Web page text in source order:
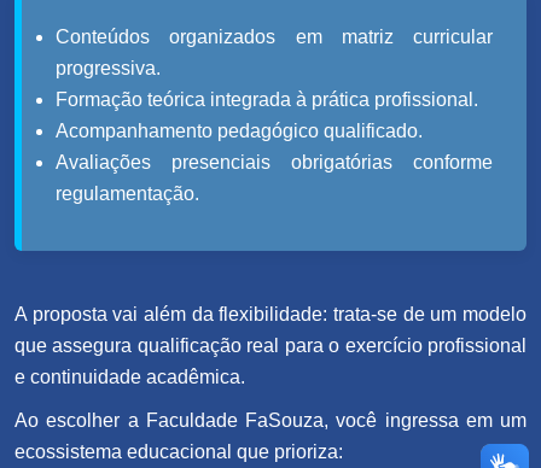
Conteúdos organizados em matriz curricular
progressiva.
Formação teórica integrada à prática profissional.
Acompanhamento pedagógico qualificado.
Avaliações presenciais obrigatórias conforme
regulamentação.
A proposta vai além da flexibilidade: trata-se de um modelo
que assegura qualificação real para o exercício profissional
e continuidade acadêmica.
Ao escolher a Faculdade FaSouza, você ingressa em um
ecossistema educacional que prioriza: